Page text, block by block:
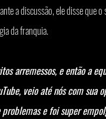
a discussão, ele disse que
da franquia.
arremessos, e então a
veio até nós com sua
e foi super